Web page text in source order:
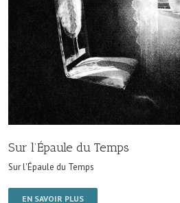
Sur l’Épaule du Temps
Sur l'Épaule du Temps
EN SAVOIR PLUS